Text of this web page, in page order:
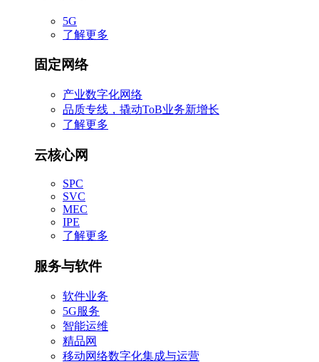
5G
了解更多
固定网络
产业数字化网络
品质专线，撬动ToB业务新增长
了解更多
云核心网
SPC
SVC
MEC
IPE
了解更多
服务与软件
软件业务
5G服务
智能运维
精品网
移动网络数字化集成与运营